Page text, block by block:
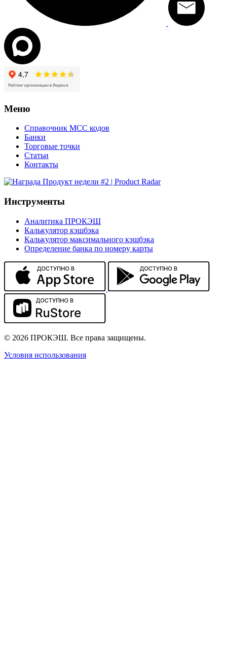
Меню
Справочник MCC кодов
Банки
Торговые точки
Статьи
Контакты
Инструменты
Аналитика ПРОКЭШ
Калькулятор кэшбэка
Калькулятор максимального кэшбэка
Определение банка по номеру карты
© 2026 ПРОКЭШ. Все права защищены.
Условия использования